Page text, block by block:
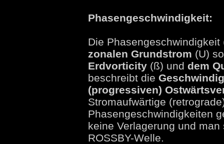
Phasengeschwindigkeit:
Die
zonalen Grundstrom (U)
Erdvorticity (ß) und dem
beschreibt die
(progressiven)
Stromaufwärtige
Phasengeschwindigkeiten
keine Verlagerung und
ROSSBY-Welle.